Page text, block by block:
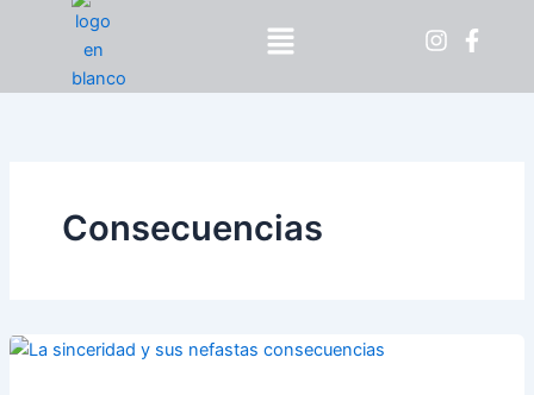
contenido
Menú
Consecuencias